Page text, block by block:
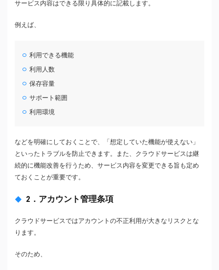
サービス内容はできる限り具体的に記載します。
例えば、
利用できる機能
利用人数
保存容量
サポート範囲
利用環境
などを明確にしておくことで、「想定していた機能が使えない」
といったトラブルを防止できます。また、クラウドサービスは継
続的に機能改善を行うため、サービス内容を変更できる旨も定め
ておくことが重要です。
2．アカウント管理条項
クラウドサービスではアカウントの不正利用が大きなリスクとな
ります。
そのため、